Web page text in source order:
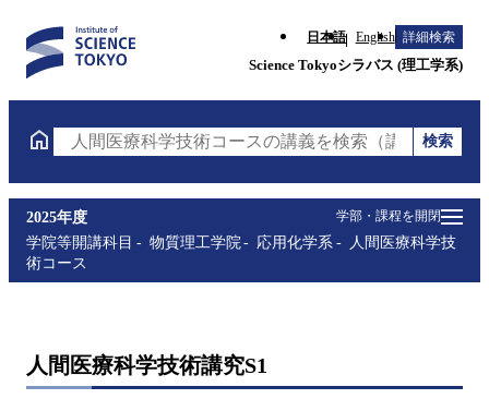
日本語 English 詳細検索
Science Tokyoシラバス (理工学系)
人間医療科学技術コースの講義を検索（講義名・科
検索
学部・課程を開閉
2025年度
学院等開講科目
物質理工学院 応用化学系
人間医療科学技
術コース
人間医療科学技術講究S1